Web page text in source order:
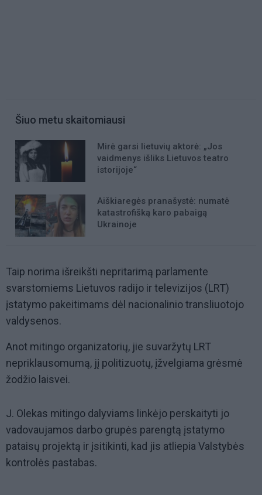
Šiuo metu skaitomiausi
Mirė garsi lietuvių aktorė: „Jos
vaidmenys išliks Lietuvos teatro
istorijoje“
Aiškiaregės pranašystė: numatė
katastrofišką karo pabaigą
Ukrainoje
Taip norima išreikšti nepritarimą parlamente
svarstomiems Lietuvos radijo ir televizijos (LRT)
įstatymo pakeitimams dėl nacionalinio transliuotojo
valdysenos.
Anot mitingo organizatorių, jie suvaržytų LRT
nepriklausomumą, jį politizuotų, įžvelgiama grėsmė
žodžio laisvei.
J. Olekas mitingo dalyviams linkėjo perskaityti jo
vadovaujamos darbo grupės parengtą įstatymo
pataisų projektą ir įsitikinti, kad jis atliepia Valstybės
kontrolės pastabas.